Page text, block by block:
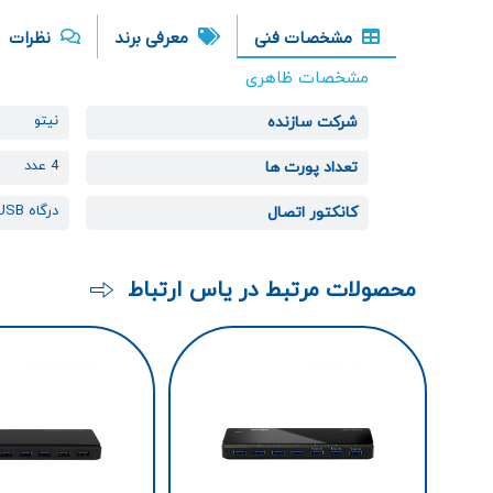
مشخصات فنی معرفی برند نظرات
مشخصات ظاهری
شرکت سازنده نیتو
تعداد پورت ها 4 عدد
کانکتور اتصال درگاه USB
محصولات مرتبط در یاس ارتباط